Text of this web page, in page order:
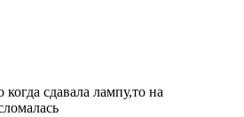
сдавала лампу,то на